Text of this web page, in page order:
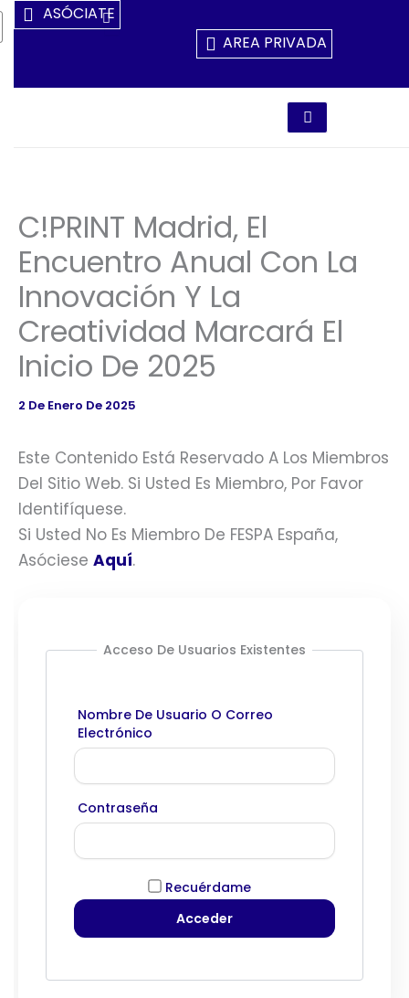
Ir
Al
ASÓCIATE
AREA PRIVADA
C!PRINT Madrid, El
Encuentro Anual Con La
Innovación Y La
Creatividad Marcará El
Inicio De 2025
2 De Enero De 2025
Este Contenido Está Reservado A Los Miembros
Del Sitio Web. Si Usted Es Miembro, Por Favor
Identifíquese.
Si Usted No Es Miembro De FESPA España,
Asóciese Aquí.
Acceso De Usuarios Existentes
Nombre De Usuario O Correo
Electrónico
Contraseña
Recuérdame